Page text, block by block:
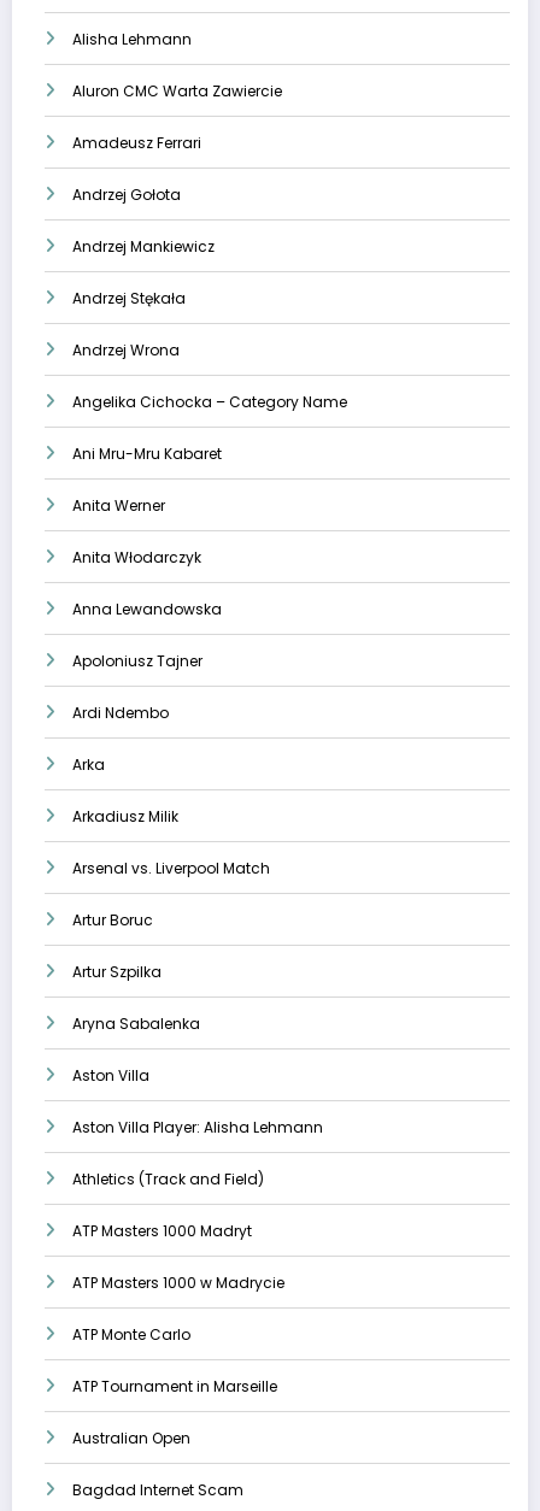
Alisha Lehmann
Aluron CMC Warta Zawiercie
Amadeusz Ferrari
Andrzej Gołota
Andrzej Mankiewicz
Andrzej Stękała
Andrzej Wrona
Angelika Cichocka – Category Name
Ani Mru-Mru Kabaret
Anita Werner
Anita Włodarczyk
Anna Lewandowska
Apoloniusz Tajner
Ardi Ndembo
Arka
Arkadiusz Milik
Arsenal vs. Liverpool Match
Artur Boruc
Artur Szpilka
Aryna Sabalenka
Aston Villa
Aston Villa Player: Alisha Lehmann
Athletics (Track and Field)
ATP Masters 1000 Madryt
ATP Masters 1000 w Madrycie
ATP Monte Carlo
ATP Tournament in Marseille
Australian Open
Bagdad Internet Scam